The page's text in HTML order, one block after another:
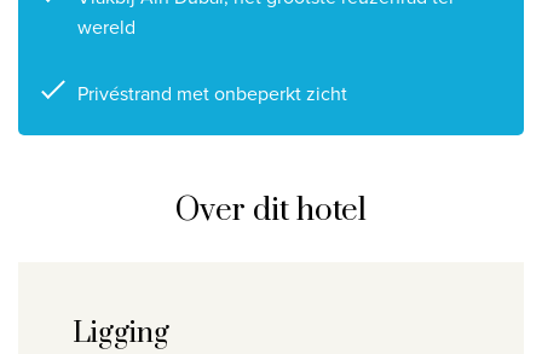
wereld
Privéstrand met onbeperkt zicht
Over dit hotel
Ligging